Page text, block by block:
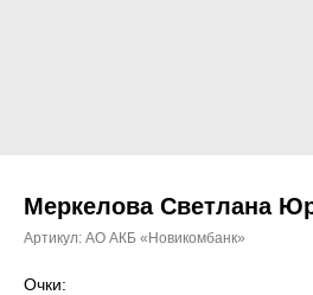
Меркелова Светлана
Артикул: АО АКБ «Новикомбанк»
Очки: